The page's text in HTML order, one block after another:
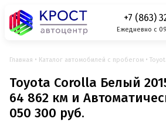
+7 (863)
Ежедневно с
Главная Каталог автомобилей с пробегом
Toyota Corolla Белый
64 862 км и
050 300 руб.